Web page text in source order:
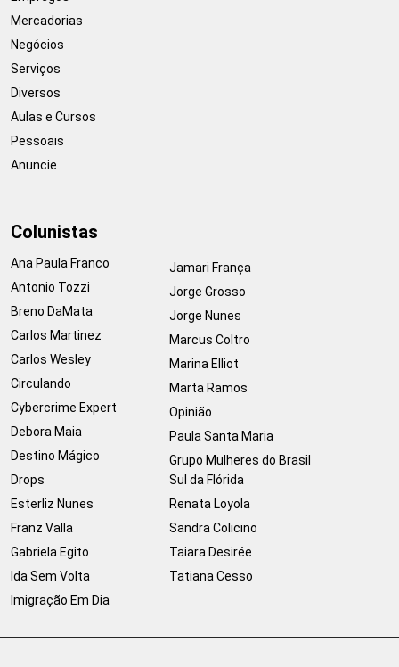
Mercadorias
Negócios
Serviços
Diversos
Aulas e Cursos
Pessoais
Anuncie
Colunistas
Ana Paula Franco
Antonio Tozzi
Breno DaMata
Carlos Martinez
Carlos Wesley
Circulando
Cybercrime Expert
Debora Maia
Destino Mágico
Drops
Esterliz Nunes
Franz Valla
Gabriela Egito
Ida Sem Volta
Imigração Em Dia
Jamari França
Jorge Grosso
Jorge Nunes
Marcus Coltro
Marina Elliot
Marta Ramos
Opinião
Paula Santa Maria
Grupo Mulheres do Brasil
Sul da Flórida
Renata Loyola
Sandra Colicino
Taiara Desirée
Tatiana Cesso